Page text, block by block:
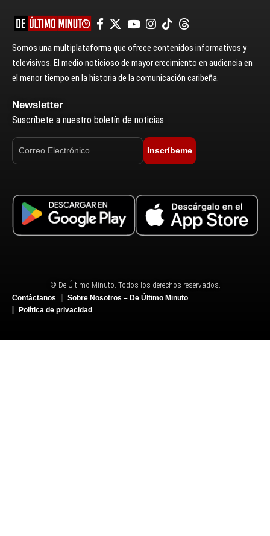
Somos una multiplataforma que ofrece contenidos informativos y
televisivos. El medio noticioso de mayor crecimiento en audiencia en
el menor tiempo en la historia de la comunicación caribeña.
Newsletter
Suscríbete a nuestro boletín de noticias.
Inscríbeme
© De Último Minuto. Todos los derechos reservados.
Contáctanos
Sobre Nosotros – De Último Minuto
Política de privacidad